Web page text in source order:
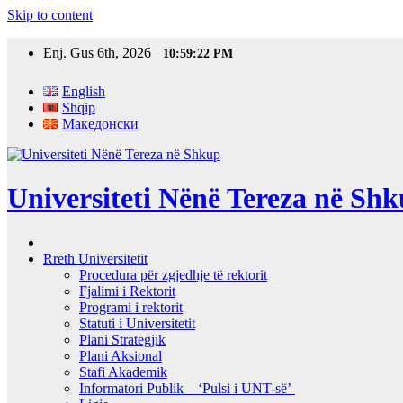
Skip to content
Enj. Gus 6th, 2026 10:59:23 PM
English
Shqip
Македонски
Universiteti Nënë Tereza në
Rreth Universitetit
Procedura për zgjedhje të rektorit
Fjalimi i Rektorit
Programi i rektorit
Statuti i Universitetit
Plani Strategjik
Plani Aksional
Stafi Akademik
Informatori Publik – ‘Pulsi i UNT-së’